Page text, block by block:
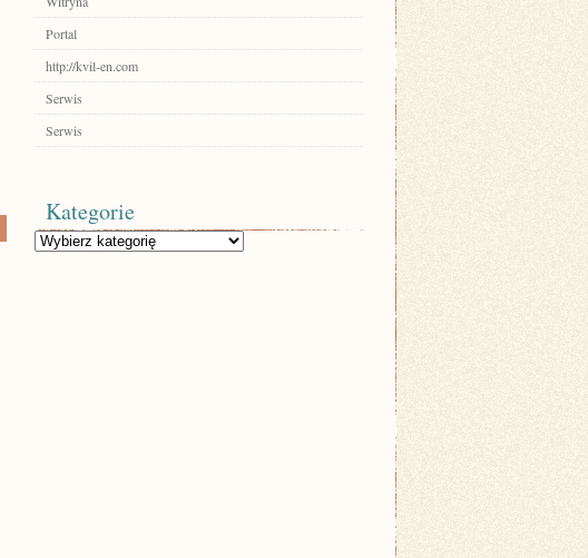
Portal
http://kvil-en.com
Serwis
Serwis
Kategorie
Kategorie